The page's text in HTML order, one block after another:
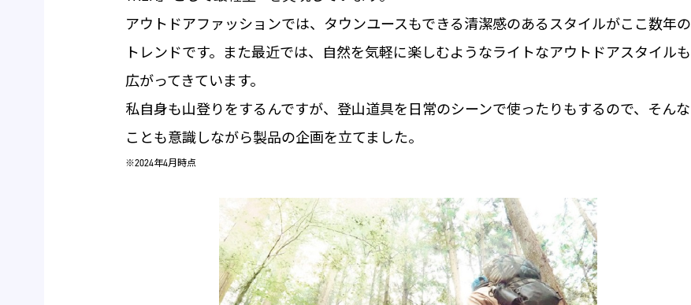
アウトドアファッションでは、タウンユースもできる清潔感のあるスタイルがここ数年の
トレンドです。また最近では、自然を気軽に楽しむようなライトなアウトドアスタイルも
広がってきています。
私自身も山登りをするんですが、登山道具を日常のシーンで使ったりもするので、そんな
ことも意識しながら製品の企画を立てました。
※2024年4月時点